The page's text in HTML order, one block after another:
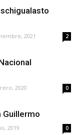
2021 2
2020 0
Guillermo
2019 0